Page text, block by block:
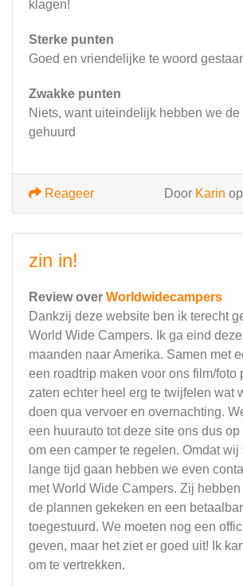
klagen!
Sterke punten
Goed en vriendelijke te woord
Zwakke punten
Niets, want uiteindelijk hebben we de
gehuurd
Door Karin
Reageer
zin in!
Review over Worldwidecampers
Dankzij deze website ben ik terecht
World Wide Campers. Ik ga eind
maanden naar Amerika. Samen met
een roadtrip maken voor ons film/foto
zaten echter heel erg te twijfelen wat
doen qua vervoer en overnachting.
een huurauto tot deze site ons dus
om een camper te regelen. Omdat wij
lange tijd gaan hebben we even
met World Wide Campers. Zij
de plannen gekeken en een
toegestuurd. We moeten nog een
geven, maar het ziet er goed uit! Ik
om te vertrekken.